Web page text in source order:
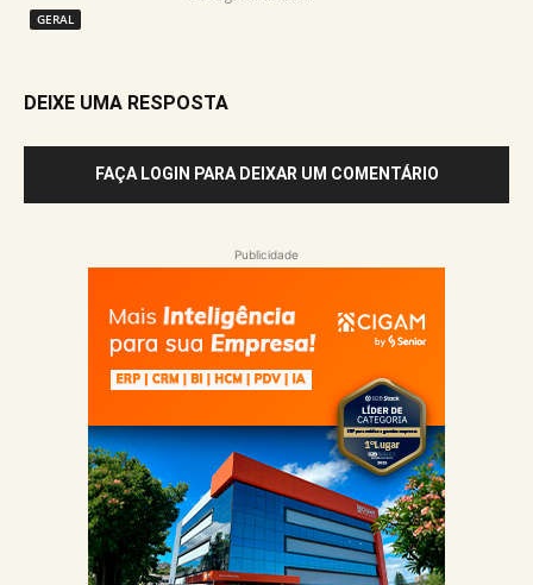
GERAL
DEIXE UMA RESPOSTA
FAÇA LOGIN PARA DEIXAR UM COMENTÁRIO
Publicidade